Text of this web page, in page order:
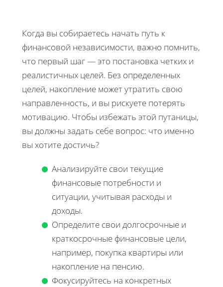
Когда вы собираетесь начать путь к
финансовой независимости, важно помнить,
что первый шаг — это постановка четких и
реалистичных целей. Без определенных
целей, накопление может утратить свою
направленность, и вы рискуете потерять
мотивацию. Чтобы избежать этой путаницы,
вы должны задать себе вопрос: что именно
вы хотите достичь?
Анализируйте свои текущие
финансовые потребности и
ситуации, учитывая расходы и
доходы.
Определите свои долгосрочные и
краткосрочные финансовые цели,
например, покупка квартиры или
накопление на пенсию.
Фокусируйтесь на конкретных